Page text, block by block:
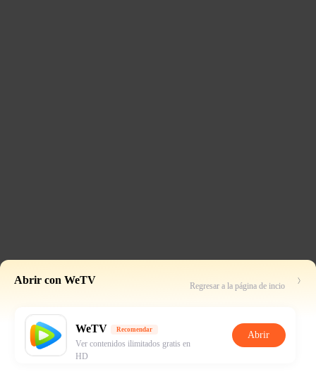
Abrir con WeTV Regresar a la página de incio
WeTV Recomendar
Ver contenidos ilimitados gratis en
HD
Abrir